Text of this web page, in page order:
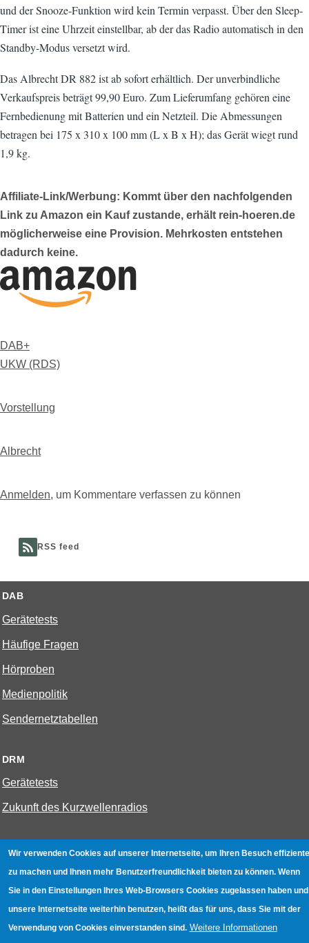
und der Snooze-Funktion wird kein Termin verpasst. Über den Sleep-
Timer ist eine Uhrzeit einstellbar, ab der das Radio automatisch in den
Standby-Modus versetzt wird.
Das Albrecht DR 882 ist ab sofort erhältlich. Der unverbindliche
Verkaufspreis beträgt 99,90 Euro. Zum Lieferumfang gehören eine
Fernbedienung mit Batterien und ein Netzteil. Die Abmessungen
betragen bei 175 x 310 x 100 mm (L x B x H); das Gerät wiegt rund
1,9 kg.
Affiliate-Link/Werbung: Kommt über den nachfolgenden
Link zu Amazon ein Kauf zustande, erhält rein-hoeren.de
möglicherweise eine Provision. Mehrkosten entstehen
dadurch keine.
DAB+
UKW (RDS)
Vorstellung
Albrecht
Anmelden, um Kommentare verfassen zu können
RSS feed
DAB
Gerätetests
Häufige Fragen
Hörproben
Medienpolitik
Sendernetztabellen
DRM
Gerätetests
Zukunft des Kurzwellenradios
W-LAN
Bestenliste
Geräte mit Aufnahmefunktion
Wir verwenden Cookies auf unserer Internetseite, um Ihren Besuch
zu machen und Ihnen mehr Benutzerfreundlichkeit bieten zu können. Wenn
Sie in den Einstellungen Ihres Web-Browsers Cookies zugelassen haben und
unsere Internetseite weiterhin benutzen, heißt das für uns, dass Sie mit der
Verwendung von Cookies einverstanden sind. Weitere Informationen